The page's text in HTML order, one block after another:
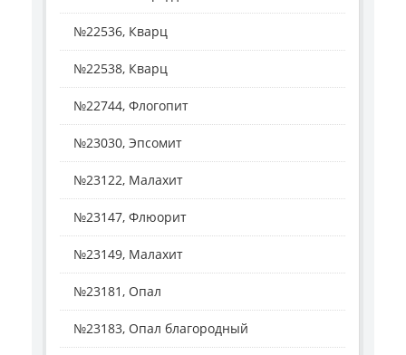
№22536, Кварц
№22538, Кварц
№22744, Флогопит
№23030, Эпсомит
№23122, Малахит
№23147, Флюорит
№23149, Малахит
№23181, Опал
№23183, Опал благородный